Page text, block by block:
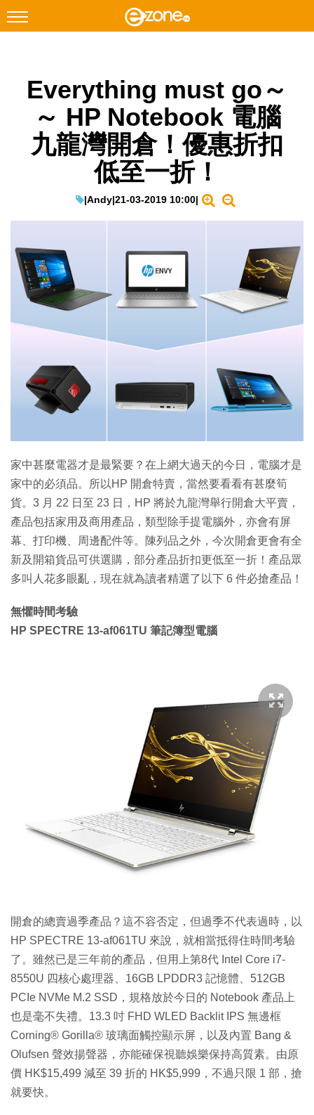
Facebook Instagram
科技焦點
網絡生活
EduTech
IT Times
生成式AI與雲端應用
Enterprise Digital Transformation
Everything must go～
～ HP Notebook 電腦
九龍灣開倉！優惠折扣
低至一折！
|Andy|21-03-2019 10:00|
家中甚麼電器才是最緊要？在上網大過天的今日，電腦才是
家中的必須品。所以HP 開倉特賣，當然要看看有甚麼筍
貨。3 月 22 日至 23 日，HP 將於九龍灣舉行開倉大平賣，
產品包括家用及商用產品，類型除手提電腦外，亦會有屏
幕、打印機、周邊配件等。陳列品之外，今次開倉更會有全
新及開箱貨品可供選購，部分產品折扣更低至一折！產品眾
多叫人花多眼亂，現在就為讀者精選了以下 6 件必搶產品！
無懼時間考驗
HP SPECTRE 13-af061TU 筆記簿型電腦
開倉的總賣過季產品？這不容否定，但過季不代表過時，以
HP SPECTRE 13-af061TU 來說，就相當抵得住時間考驗
了。雖然已是三年前的產品，但用上第8代 Intel Core i7-
8550U 四核心處理器、16GB LPDDR3 記憶體、512GB
PCIe NVMe M.2 SSD，規格放於今日的 Notebook 產品上
也是毫不失禮。13.3 吋 FHD WLED Backlit IPS 無邊框
Corning® Gorilla® 玻璃面觸控顯示屏，以及內置 Bang &
Olufsen 聲效揚聲器，亦能確保視聽娛樂保持高質素。由原
價 HK$15,499 減至 39 折的 HK$5,999，不過只限 1 部，搶
就要快。